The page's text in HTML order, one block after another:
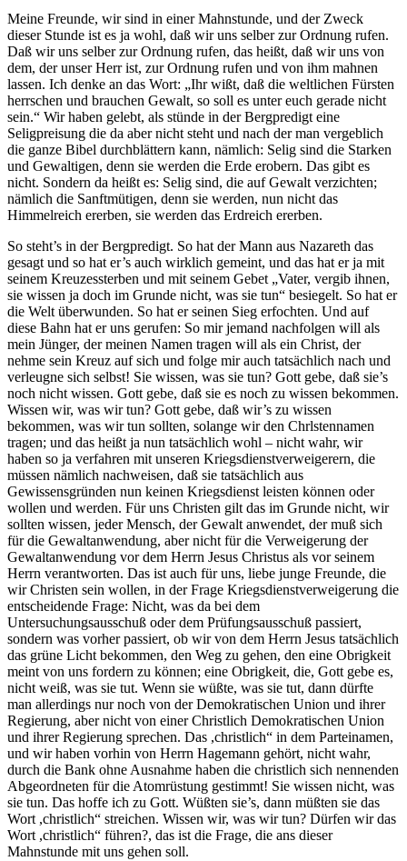
Meine Freunde, wir sind in einer Mahnstunde, und der Zweck
dieser Stunde ist es ja wohl, daß wir uns selber zur Ordnung rufen.
Daß wir uns selber zur Ordnung rufen, das heißt, daß wir uns von
dem, der unser Herr ist, zur Ordnung rufen und von ihm mahnen
lassen. Ich denke an das Wort: „Ihr wißt, daß die weltlichen Fürsten
herrschen und brauchen Gewalt, so soll es unter euch gerade nicht
sein.“ Wir haben gelebt, als stünde in der Bergpredigt eine
Seligpreisung die da aber nicht steht und nach der man vergeblich
die ganze Bibel durchblättern kann, nämlich: Selig sind die Starken
und Gewaltigen, denn sie werden die Erde erobern. Das gibt es
nicht. Sondern da heißt es: Selig sind, die auf Gewalt verzichten;
nämlich die Sanftmütigen, denn sie werden, nun nicht das
Himmelreich ererben, sie werden das Erdreich ererben.
So steht’s in der Bergpredigt. So hat der Mann aus Nazareth das
gesagt und so hat er’s auch wirklich gemeint, und das hat er ja mit
seinem Kreuzessterben und mit seinem Gebet „Vater, vergib ihnen,
sie wissen ja doch im Grunde nicht, was sie tun“ besiegelt. So hat er
die Welt überwunden. So hat er seinen Sieg erfochten. Und auf
diese Bahn hat er uns gerufen: So mir jemand nachfolgen will als
mein Jünger, der meinen Namen tragen will als ein Christ, der
nehme sein Kreuz auf sich und folge mir auch tatsächlich nach und
verleugne sich selbst! Sie wissen, was sie tun? Gott gebe, daß sie’s
noch nicht wissen. Gott gebe, daß sie es noch zu wissen bekommen.
Wissen wir, was wir tun? Gott gebe, daß wir’s zu wissen
bekommen, was wir tun sollten, solange wir den Chrlstennamen
tragen; und das heißt ja nun tatsächlich wohl – nicht wahr, wir
haben so ja verfahren mit unseren Kriegsdienstverweigerern, die
müssen nämlich nachweisen, daß sie tatsächlich aus
Gewissensgründen nun keinen Kriegsdienst leisten können oder
wollen und werden. Für uns Christen gilt das im Grunde nicht, wir
sollten wissen, jeder Mensch, der Gewalt anwendet, der muß sich
für die Gewaltanwendung, aber nicht für die Verweigerung der
Gewaltanwendung vor dem Herrn Jesus Christus als vor seinem
Herrn verantworten. Das ist auch für uns, liebe junge Freunde, die
wir Christen sein wollen, in der Frage Kriegsdienstverweigerung die
entscheidende Frage: Nicht, was da bei dem
Untersuchungsausschuß oder dem Prüfungsausschuß passiert,
sondern was vorher passiert, ob wir von dem Herrn Jesus tatsächlich
das grüne Licht bekommen, den Weg zu gehen, den eine Obrigkeit
meint von uns fordern zu können; eine Obrigkeit, die, Gott gebe es,
nicht weiß, was sie tut. Wenn sie wüßte, was sie tut, dann dürfte
man allerdings nur noch von der Demokratischen Union und ihrer
Regierung, aber nicht von einer Christlich Demokratischen Union
und ihrer Regierung sprechen. Das ,christlich“ in dem Parteinamen,
und wir haben vorhin von Herrn Hagemann gehört, nicht wahr,
durch die Bank ohne Ausnahme haben die christlich sich nennenden
Abgeordneten für die Atomrüstung gestimmt! Sie wissen nicht, was
sie tun. Das hoffe ich zu Gott. Wüßten sie’s, dann müßten sie das
Wort ,christlich“ streichen. Wissen wir, was wir tun? Dürfen wir das
Wort ,christlich“ führen?, das ist die Frage, die ans dieser
Mahnstunde mit uns gehen soll.